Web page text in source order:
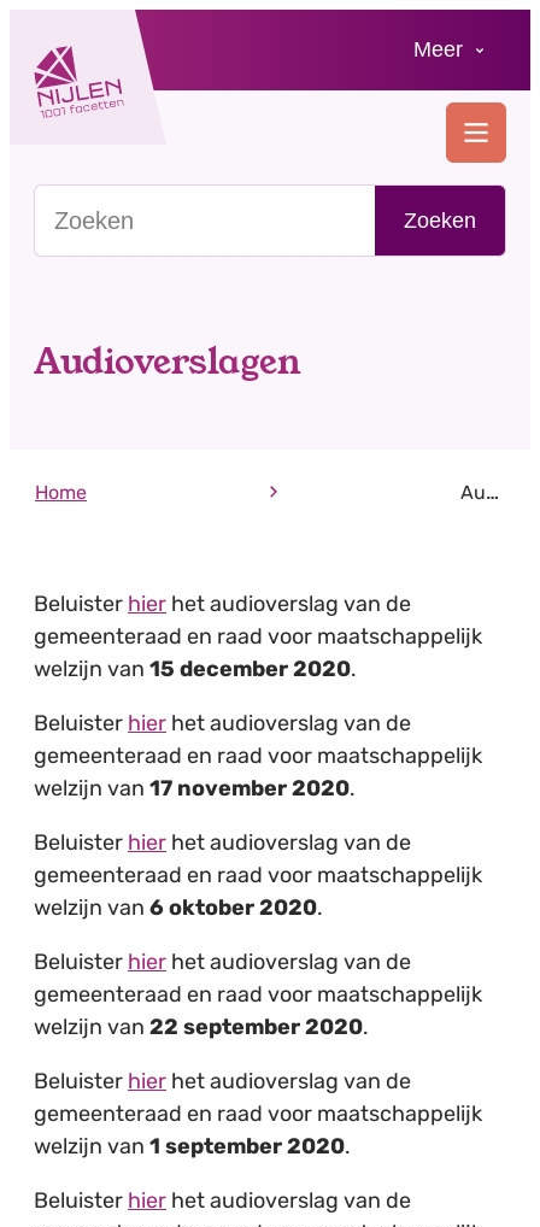
Naar inhoud
Meer
Nijlen
Zoeken
MENU
Audioverslagen
Home Audioverslagen
Beluister hier het audioverslag van de
gemeenteraad en raad voor maatschappelijk
welzijn van 15 december 2020.
Beluister hier het audioverslag van de
gemeenteraad en raad voor maatschappelijk
welzijn van 17 november 2020.
Beluister hier het audioverslag van de
gemeenteraad en raad voor maatschappelijk
welzijn van 6 oktober 2020.
Beluister hier het audioverslag van de
gemeenteraad en raad voor maatschappelijk
welzijn van 22 september 2020.
Beluister hier het audioverslag van de
gemeenteraad en raad voor maatschappelijk
welzijn van 1 september 2020.
Beluister hier het audioverslag van de